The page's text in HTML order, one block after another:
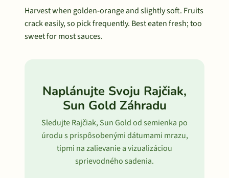
Harvest when golden-orange and slightly soft. Fruits
crack easily, so pick frequently. Best eaten fresh; too
sweet for most sauces.
Naplánujte Svoju Rajčiak,
Sun Gold Záhradu
Sledujte Rajčiak, Sun Gold od semienka po
úrodu s prispôsobenými dátumami mrazu,
tipmi na zalievanie a vizualizáciou
sprievodného sadenia.